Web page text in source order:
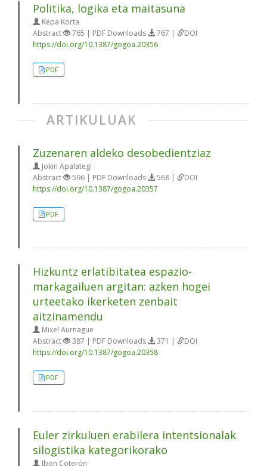
Politika, logika eta maitasuna
Kepa Korta
Abstract
765 | PDF Downloads 767 |
DOI
https://doi.org/10.1387/gogoa.20356
PDF
ARTIKULUAK
Zuzenaren aldeko desobedientziaz
Jokin Apalategi
Abstract
596 | PDF Downloads 568 |
DOI
https://doi.org/10.1387/gogoa.20357
PDF
Hizkuntz erlatibitatea espazio-
markagailuen argitan: azken hogei
urteetako ikerketen zenbait
aitzinamendu
Mixel Aurnague
Abstract
387 | PDF Downloads 371 |
DOI
https://doi.org/10.1387/gogoa.20358
PDF
Euler zirkuluen erabilera intentsionalak
silogistika kategorikorako
Ibon Coterón